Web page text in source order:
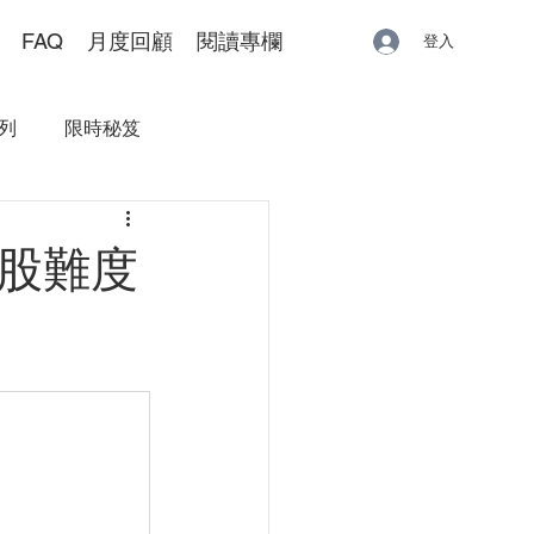
FAQ 月度回顧 閱讀專欄 登入
限時秘笈
難度